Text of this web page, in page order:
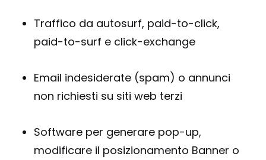
Traffico da autosurf, paid-to-click,
paid-to-surf e click-exchange
Email indesiderate (spam) o annunci
non richiesti su siti web terzi
Software per generare pop-up,
modificare il posizionamento Banner o